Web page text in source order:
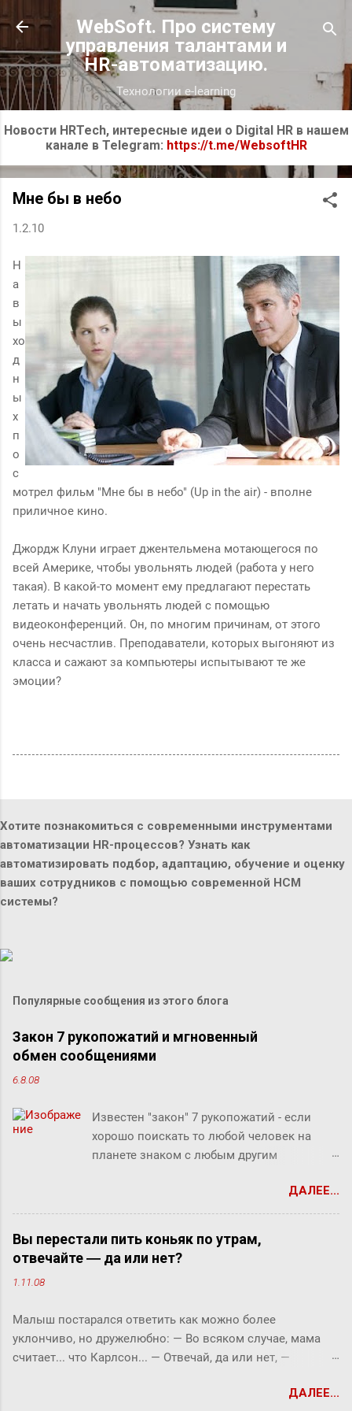
К основному контенту
WebSoft. Про систему
управления талантами и
HR-автоматизацию.
Технологии e-learning
Новости HRTech, интересные идеи о Digital HR в нашем
канале в Telegram: https://t.me/WebsoftHR
Мне бы в небо
1.2.10
Н
а
в
ы
хо
д
н
ы
х
п
о
с
мотрел фильм "Мне бы в небо" (Up in the air) - вполне
приличное кино.
Джордж Клуни играет джентельмена мотающегося по
всей Америке, чтобы увольнять людей (работа у него
такая). В какой-то момент ему предлагают перестать
летать и начать увольнять людей с помощью
видеоконференций. Он, по многим причинам, от этого
очень несчастлив. Преподаватели, которых выгоняют из
класса и сажают за компьютеры испытывают те же
эмоции?
Хотите познакомиться с современными инструментами
автоматизации HR-процессов? Узнать как
автоматизировать подбор, адаптацию, обучение и оценку
ваших сотрудников с помощью современной HCM
системы?
Популярные сообщения из этого блога
Закон 7 рукопожатий и мгновенный
обмен сообщениями
6.8.08
Известен "закон" 7 рукопожатий - если
хорошо поискать то любой человек на
планете знаком с любым другим
людьми. Этот как бы закон, разумеется, не
доказан, но есть предположение что он
Закон вполне отражает концепцию
"маленького мира", который продолжает
Microsofr Research решили проверить на
пользователях Microsoft Messenger (180
миллионов) и базе из их 30 миллиардов
Знакомыми считали двух людей, хотя бы
ДАЛЕЕ...
Вы перестали пить коньяк по утрам,
отвечайте ― да или нет?
1.11.08
Малыш постарался ответить как можно более
уклончиво, но дружелюбно: ― Во всяком случае, мама
считает... что Карлсон... ― Отвечай, да или нет, ―
Карлсон должен у нас обедать? ― Во всяком случае, она
ДАЛЕЕ...